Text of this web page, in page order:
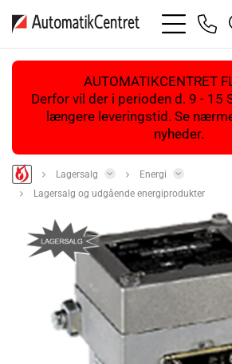
bars
light
AUTOMATIKCENTRET
Derfor vil der i perioden d. 9 - 15
længere leveringstid. Se
nyheder.
Lagersalg
Energi
Lagersalg og udgående energiprodukter